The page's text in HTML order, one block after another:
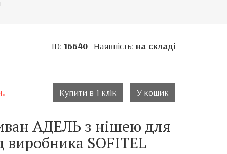
ID: 16640Наявність: на складі
Купити в 1 клік У кошик
АДЕЛЬ з нішею для
виробника SOFITEL